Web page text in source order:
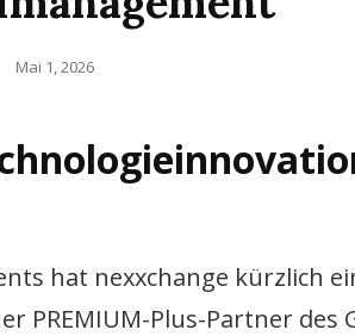
Posted
Mai 1, 2026
hat nexxchange kürzlich
PREMIUM-Plus-Partner des